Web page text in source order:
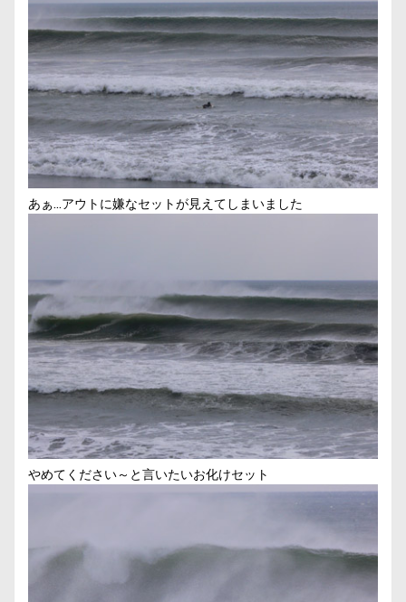
あぁ…アウトに嫌なセットが見えてしまいました
やめてください～と言いたいお化けセット